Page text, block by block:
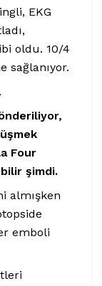
EKG
oldu. 10/4
sağlanıyor.
Four
şimdi.
almışken
emboli